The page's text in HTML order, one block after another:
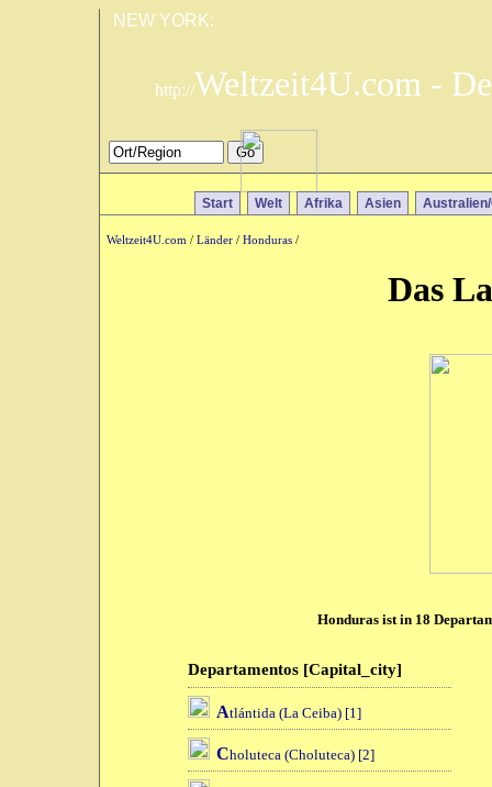
NEW YORK:
http://Weltzeit4U.com -
Start Welt Afrika Asien
Weltzeit4U.com / Länder / Honduras /
Das
Honduras ist in 18
Departamentos [Capital_city]
Atlántida (La Ceiba) [1]
Choluteca (Choluteca) [2]